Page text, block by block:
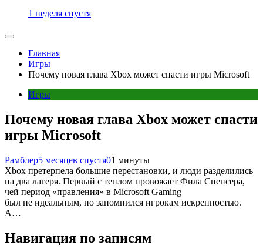
1 неделя спустя
Главная
Игры
Почему новая глава Xbox может спасти игры Microsoft
Игры
Почему новая глава Xbox может спасти
игры Microsoft
Рамблер5 месяцев спустя01 минуты
Xbox претерпела большие перестановки, и люди разделились
на два лагеря. Первый с теплом провожает Фила Спенсера,
чей период «правления» в Microsoft Gaming
был не идеальным, но запомнился игрокам искренностью.
А…
Навигация по записям